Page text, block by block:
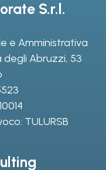
S.r.l.
e Amministrativa
degli Abruzzi, 53
TULURSB